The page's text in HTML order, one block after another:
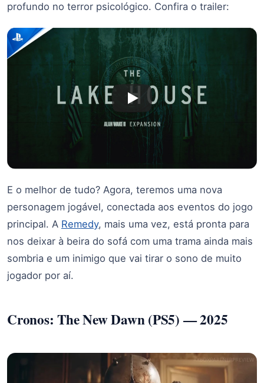
profundo no terror psicológico. Confira o trailer:
E o melhor de tudo? Agora, teremos uma nova
personagem jogável, conectada aos eventos do jogo
principal. A Remedy, mais uma vez, está pronta para
nos deixar à beira do sofá com uma trama ainda mais
sombria e um inimigo que vai tirar o sono de muito
jogador por aí.
Cronos: The New Dawn (PS5) — 2025